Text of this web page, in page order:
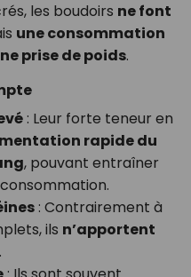
les boudoirs ne font
une consommation
prise de poids.
: Leur forte teneur en
rapide du
, pouvant entraîner
: Contrairement à
ils n’apportent